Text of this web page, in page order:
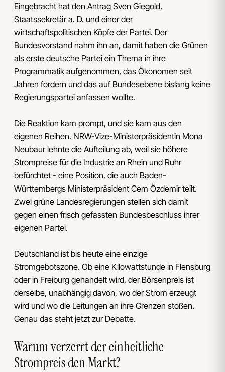
Eingebracht hat den Antrag Sven Giegold,
Staatssekretär a. D. und einer der
wirtschaftspolitischen Köpfe der Partei. Der
Bundesvorstand nahm ihn an, damit haben die Grünen
als erste deutsche Partei ein Thema in ihre
Programmatik aufgenommen, das Ökonomen seit
Jahren fordern und das auf Bundesebene bislang keine
Regierungspartei anfassen wollte.
Die Reaktion kam prompt, und sie kam aus den
eigenen Reihen. NRW-Vize-Ministerpräsidentin Mona
Neubaur lehnte die Aufteilung ab, weil sie höhere
Strompreise für die Industrie an Rhein und Ruhr
befürchtet - eine Position, die auch Baden-
Württembergs Ministerpräsident Cem Özdemir teilt.
Zwei grüne Landesregierungen stellen sich damit
gegen einen frisch gefassten Bundesbeschluss ihrer
eigenen Partei.
Deutschland ist bis heute eine einzige
Stromgebotszone. Ob eine Kilowattstunde in Flensburg
oder in Freiburg gehandelt wird, der Börsenpreis ist
derselbe, unabhängig davon, wo der Strom erzeugt
wird und wo die Leitungen an ihre Grenzen stoßen.
Genau das steht jetzt zur Debatte.
Warum verzerrt der einheitliche
Strompreis den Markt?